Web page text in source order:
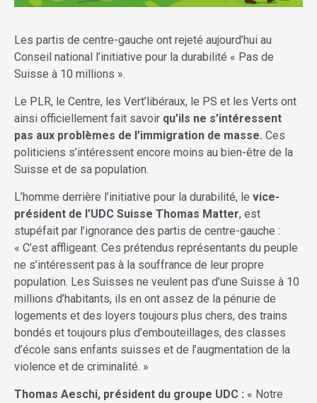
Les partis de centre-gauche ont rejeté aujourd’hui au
Conseil national l’initiative pour la durabilité « Pas de
Suisse à 10 millions ».
Le PLR, le Centre, les Vert’libéraux, le PS et les Verts ont
ainsi officiellement fait savoir qu’ils ne s’intéressent
pas aux problèmes de l’immigration de masse. Ces
politiciens s’intéressent encore moins au bien-être de la
Suisse et de sa population.
L’homme derrière l’initiative pour la durabilité, le vice-
président de l’UDC Suisse Thomas Matter, est
stupéfait par l’ignorance des partis de centre-gauche :
« C’est affligeant. Ces prétendus représentants du peuple
ne s’intéressent pas à la souffrance de leur propre
population. Les Suisses ne veulent pas d’une Suisse à 10
millions d’habitants, ils en ont assez de la pénurie de
logements et des loyers toujours plus chers, des trains
bondés et toujours plus d’embouteillages, des classes
d’école sans enfants suisses et de l’augmentation de la
violence et de criminalité. »
Thomas Aeschi, président du groupe UDC : « Notre